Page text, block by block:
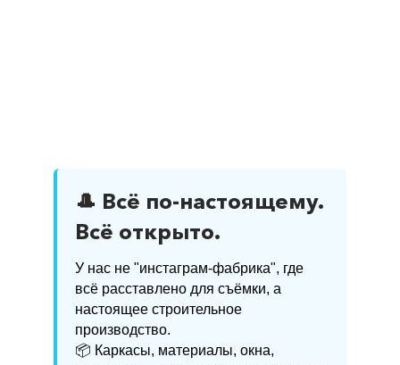
🎩 Всё по-настоящему.
Всё открыто.
У нас не "инстаграм-фабрика", где
всё расставлено для съёмки, а
настоящее строительное
производство.
📦 Каркасы, материалы, окна,